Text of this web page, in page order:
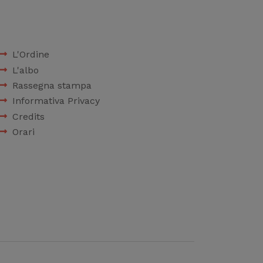
L'Ordine
L'albo
Rassegna stampa
Informativa Privacy
Credits
Orari